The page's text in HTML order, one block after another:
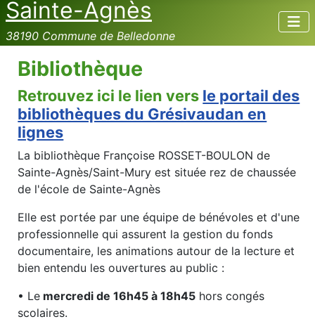
Sainte-Agnès
38190 Commune de Belledonne
Bibliothèque
Retrouvez ici le lien vers le portail des
bibliothèques du Grésivaudan en
lignes
La bibliothèque Françoise ROSSET-BOULON de
Sainte-Agnès/Saint-Mury est située rez de chaussée
de l'école de Sainte-Agnès
Elle est portée par une équipe de bénévoles et d'une
professionnelle qui assurent la gestion du fonds
documentaire, les animations autour de la lecture et
bien entendu les ouvertures au public :
• Le mercredi de 16h45 à 18h45 hors congés
scolaires.